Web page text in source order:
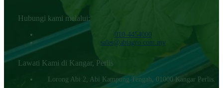
Hubungi kami melalui:
010-4454000‬
sales@abiagro.com.my
Lawati Kami di Kangar, Perlis
Lorong Abi 2, Abi Kampung Tengah, 01000 Kangar Perlis.